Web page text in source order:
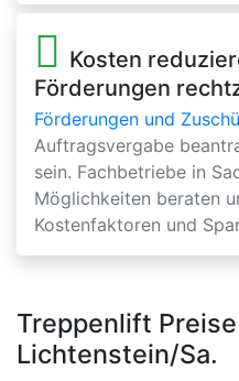
Kosten
Förderungen
Förderungen und
Auftragsvergabe
sein. Fachbetriebe in
Möglichkeiten beraten
Kostenfaktoren und
Treppenlift
Lichtenstein/Sa.